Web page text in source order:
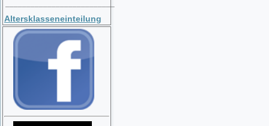
Altersklasseneinteilung